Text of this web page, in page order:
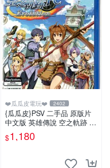
❤️瓜瓜皮電玩❤️ 2402
{瓜瓜皮}PSV 二手品 原版片
中文版 英雄傳說 空之軌跡 F
C Evolution(遊戲都有回收)
$1,180